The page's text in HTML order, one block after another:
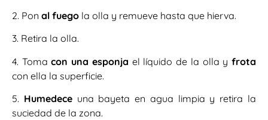
2. Pon al fuego la olla y remueve hasta que hierva.
3. Retira la olla.
4. Tomacon una esponja el líquido de la olla yfrota
con ella la superficie.
5. Humedeceuna bayeta en agua limpia y retira la
suciedad de la zona.